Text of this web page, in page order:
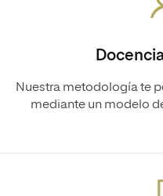
Nuestra metodología te
mediante un modelo